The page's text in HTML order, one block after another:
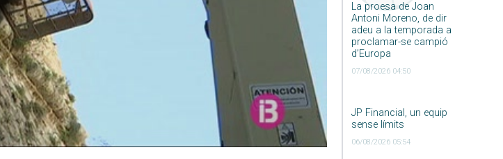
La proesa de Joan
Antoni Moreno, de dir
adeu a la temporada a
proclamar-se campió
d’Europa
07/08/2026 04:50
JP Financial, un equip
sense límits
06/08/2026 05:54